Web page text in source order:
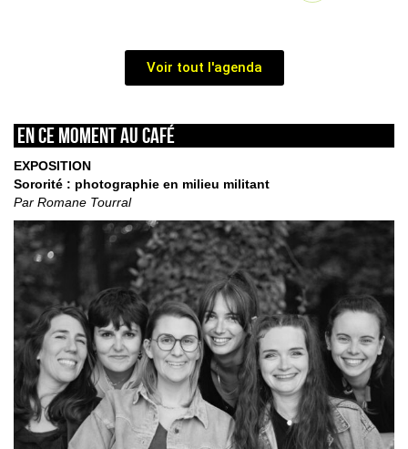
Voir tout l'agenda
En ce moment au café
EXPOSITION
Sororité : photographie en milieu militant
Par Romane Tourral